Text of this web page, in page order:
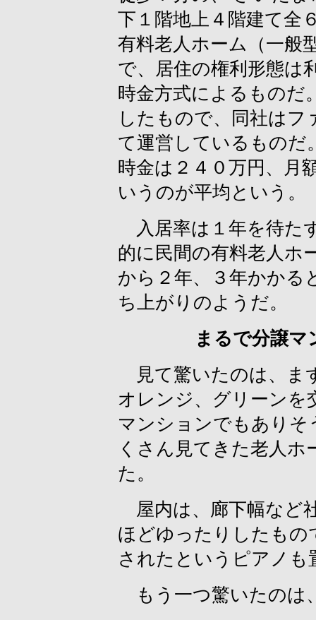
下１階地上４階建て全
有料老人ホーム（一般
で、居住の権利形態は
時金方式によるものだ
したもので、同社はフ
て運営しているものだ
時金は２４０万円、月
いうのが平均という。
入居率は１年を待た
的に民間の有料老人ホ
から２年、３年かかる
ち上がりのようだ。
まるで分譲
見て驚いたのは、ま
オレンジ、グリーンを
マンションでもあり
くさん見てきた老人
た。
屋内は、廊下幅など
ほどゆったりしたもの
されたというピアノも
もう一つ驚いたのは